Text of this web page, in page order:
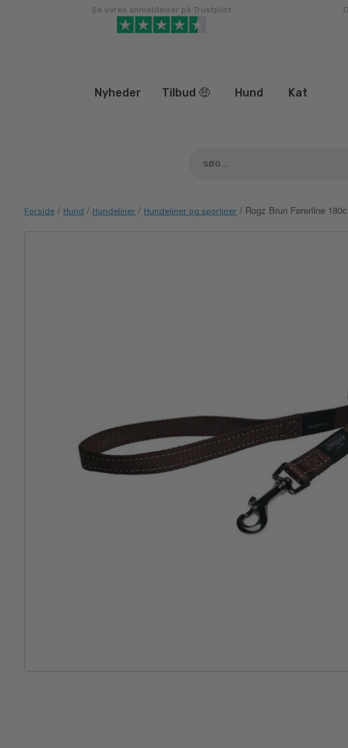
Se vores anmeldelser på Trustpilot
Nyheder Tilbud 🤑 Hund Kat
Forside / Hund / Hundeliner / Hundeliner og sporliner / Rogz Brun Førerline